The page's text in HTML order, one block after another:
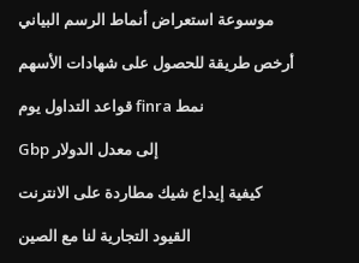
موسوعة استعراض أنماط الرسم البياني
أرخص طريقة للحصول على شهادات الأسهم
قواعد التداول يوم finra نمط
Gbp إلى معدل الدولار
كيفية إيداع شيك مطاردة على الانترنت
القيود التجارية لنا مع الصين